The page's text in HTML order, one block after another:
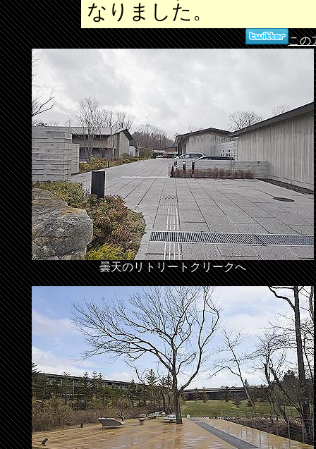
なりました。
この
曇天のリトリートクリークへ